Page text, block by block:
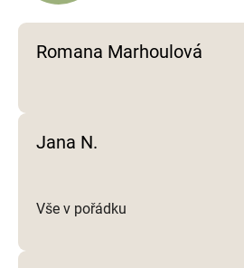
k
y
Romana Marhoulová
Jana N.
Vše v pořádku